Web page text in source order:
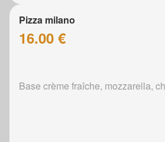
Pizza milano
16.00 €
Base crème fraîche, mozzarella,